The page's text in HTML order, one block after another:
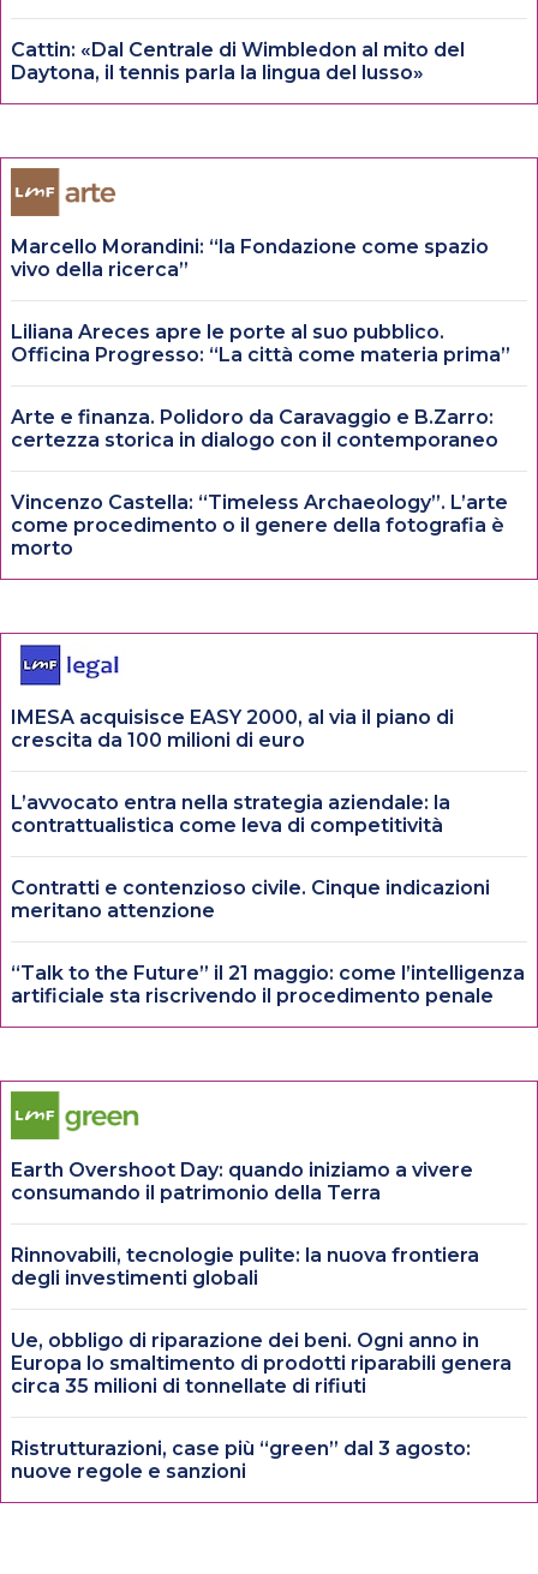
Cattin: «Dal Centrale di Wimbledon al mito del
Daytona, il tennis parla la lingua del lusso»
Marcello Morandini: “la Fondazione come spazio
vivo della ricerca”
Liliana Areces apre le porte al suo pubblico.
Officina Progresso: “La città come materia prima”
Arte e finanza. Polidoro da Caravaggio e B.Zarro:
certezza storica in dialogo con il contemporaneo
Vincenzo Castella: “Timeless Archaeology”. L’arte
come procedimento o il genere della fotografia è
morto
IMESA acquisisce EASY 2000, al via il piano di
crescita da 100 milioni di euro
L’avvocato entra nella strategia aziendale: la
contrattualistica come leva di competitività
Contratti e contenzioso civile. Cinque indicazioni
meritano attenzione
“Talk to the Future” il 21 maggio: come l’intelligenza
artificiale sta riscrivendo il procedimento penale
Earth Overshoot Day: quando iniziamo a vivere
consumando il patrimonio della Terra
Rinnovabili, tecnologie pulite: la nuova frontiera
degli investimenti globali
Ue, obbligo di riparazione dei beni. Ogni anno in
Europa lo smaltimento di prodotti riparabili genera
circa 35 milioni di tonnellate di rifiuti
Ristrutturazioni, case più “green” dal 3 agosto:
nuove regole e sanzioni